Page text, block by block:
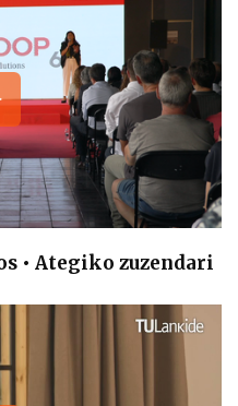
• Ategiko zuzendari